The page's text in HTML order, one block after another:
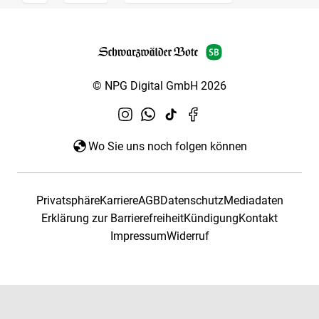
© NPG Digital GmbH 2026
Wo Sie uns noch folgen können
PrivatsphäreKarriereAGBDatenschutzMediadaten
Erklärung zur BarrierefreiheitKündigungKontakt
ImpressumWiderruf